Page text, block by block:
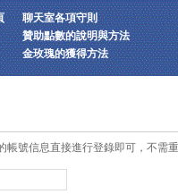
聊天室各項守則
贊助點數的說明與方法
金玫瑰的獲得方法
帳號信息直接進行登錄即可，不需